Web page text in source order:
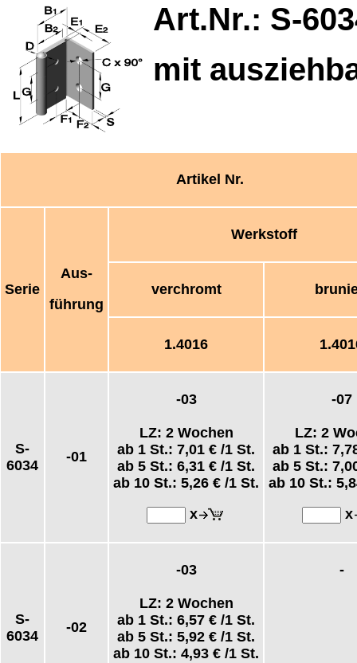
Art.Nr.: S-
mit
Artikel Nr.
Serie
Aus-
führung
Werkstoff
verchromt
1.4016
S-
6034
-01
-03
LZ: 2 Wochen
ab 1 St.: 7,01 € /1 St.
ab 5 St.: 6,31 € /1 St.
ab 10 St.: 5,26 € /1 St.
x
-07
LZ: 2
ab 1 St.:
ab 5 St.:
ab 10 St.:
x
S-
6034
-02
-03
LZ: 2 Wochen
ab 1 St.: 6,57 € /1 St.
ab 5 St.: 5,92 € /1 St.
ab 10 St.: 4,93 € /1 St.
-